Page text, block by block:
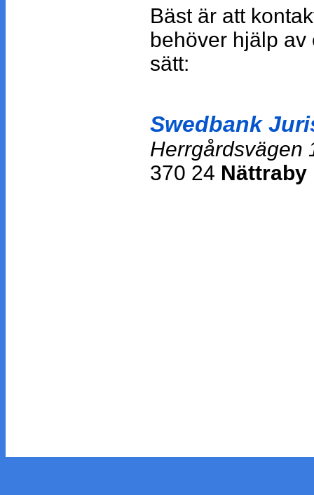
Bäst är att
behöver hjälp
sätt:
Swedbank
Herrgårdsvägen
370 24 Nättraby